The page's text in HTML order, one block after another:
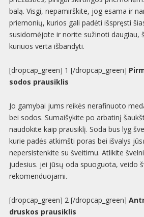
balą. Visgi, nepamirškite, jog esama ir
priemonių, kurios gali padėti išspręsti
susidomėjote ir norite sužinoti daugiau,
kuriuos verta išbandyti.
[dropcap_green] 1 [/dropcap_green]
sodos prausiklis
Jo gamybai jums reikės nerafinuoto
bei sodos. Sumaišykite po arbatinį
naudokite kaip prausiklį. Soda bus lyg
kurie padės atkimšti poras bei išvalys
nepersistenkite su šveitimu. Atlikite
judesius. jei jūsų oda spuoguota, veido
rekomenduojami.
[dropcap_green] 2 [/dropcap_green]
druskos prausiklis